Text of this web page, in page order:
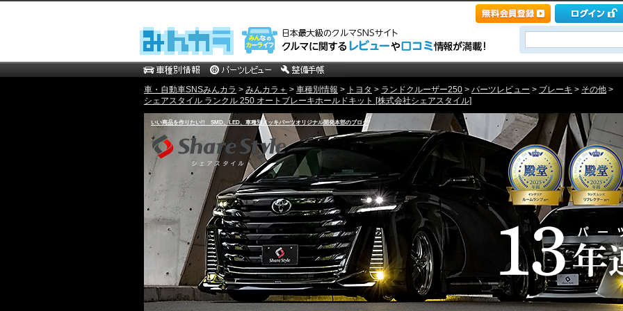
車・自動車SNSみんカラ > みんカラ＋ > 車種別情報 > トヨタ > ランドクルーザー250 > パーツレビュー > ブレーキ > その他 >
シェアスタイル ランクル 250 オートブレーキホールドキット [株式会社シェアスタイル]
いい商品を作りたい!! SMD、LED、車種別メッキパーツオリジナル開発本部のブログ